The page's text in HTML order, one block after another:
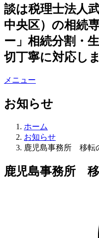
談は税理士法人
中央区）の相続
ー」相続分割・
切丁寧に対応しま
メニュー
お知らせ
ホーム
お知らせ
鹿児島事務所 移転
鹿児島事務所